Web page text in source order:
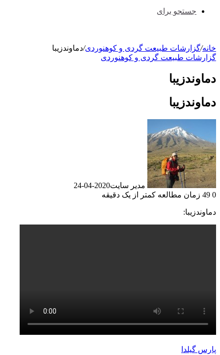
جستجو برای
خانه/گزارشات طبیعت گردی و کوهنوردی/دماوندزیبا
گزارشات طبیعت گردی و کوهنوردی
دماوندزیبا
دماوندزیبا
مدیر سایت2020-04-24
0
زمان مطالعه کمتر از یک دقیقه
دماوندزیبا:
پارس گیلدا